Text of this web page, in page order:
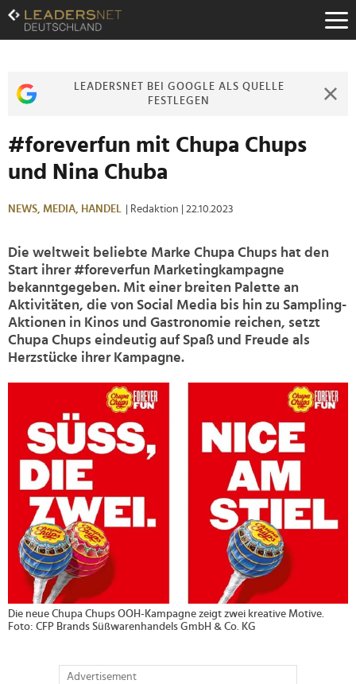
Zum
Inhalt
Zur
Zur
LEADERSNET BEI GOOGLE ALS QUELLE
FESTLEGEN
#foreverfun mit Chupa Chups
und Nina Chuba
NEWS, MEDIA, HANDEL | Redaktion | 22.10.2023
Die weltweit beliebte Marke Chupa Chups hat den
Start ihrer #foreverfun Marketingkampagne
bekanntgegeben. Mit einer breiten Palette an
Aktivitäten, die von Social Media bis hin zu Sampling-
Aktionen in Kinos und Gastronomie reichen, setzt
Chupa Chups eindeutig auf Spaß und Freude als
Herzstücke ihrer Kampagne.
Die neue Chupa Chups OOH-Kampagne zeigt zwei kreative Motive.
Foto: CFP Brands Süßwarenhandels GmbH & Co. KG
Advertisement